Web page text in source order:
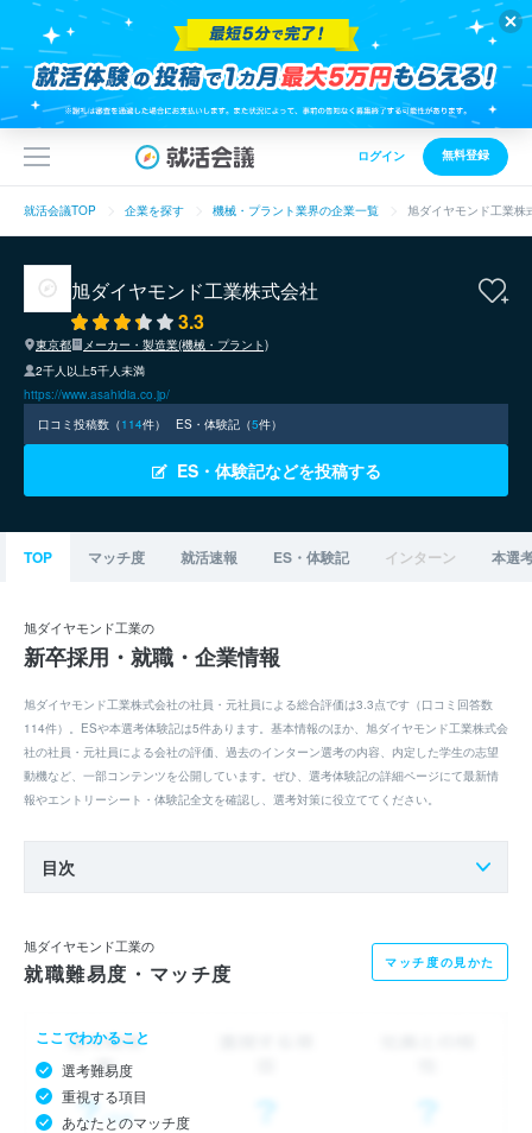
ログイン 無料登録
就活会議TOP 企業を探す 機械・プラント業界の企業一覧 旭ダイヤモンド工業株
旭ダイヤモンド工業株式会社
3.3
東京都
メーカー・製造業(機械・プラント)
2千人以上5千人未満
https://www.asahidia.co.jp/
口コミ投稿数（114件） ES・体験記（5件）
ES・体験記などを投稿する
TOP マッチ度 就活速報 ES・体験記 インターン 本選
旭ダイヤモンド工業の
新卒採用・就職・企業情報
旭ダイヤモンド工業株式会社の社員・元社員による総合評価は3.3点です（口コミ回答数
114件）。ESや本選考体験記は5件あります。基本情報のほか、旭ダイヤモンド工業株式会
社の社員・元社員による会社の評価、過去のインターン選考の内容、内定した学生の志望
動機など、一部コンテンツを公開しています。ぜひ、選考体験記の詳細ページにて最新情
報やエントリーシート・体験記全文を確認し、選考対策に役立ててください。
目次
旭ダイヤモンド工業の
就職難易度・マッチ度 マッチ度の見かた
ここでわかること
選考難易度
重視する項目
あなたとのマッチ度